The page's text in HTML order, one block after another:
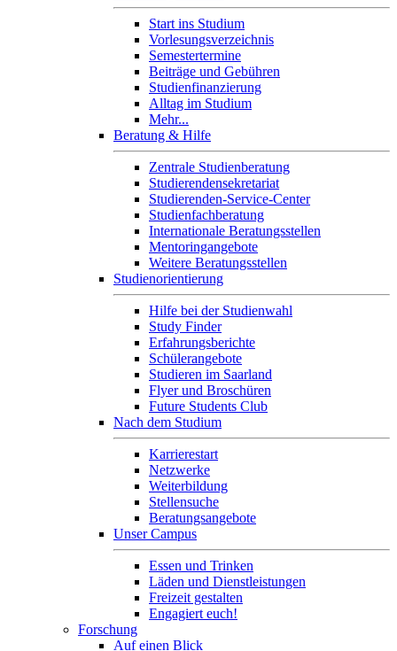
Start ins Studium
Vorlesungsverzeichnis
Semestertermine
Beiträge und Gebühren
Studienfinanzierung
Alltag im Studium
Mehr...
Beratung & Hilfe
Zentrale Studienberatung
Studierendensekretariat
Studierenden-Service-Center
Studienfachberatung
Internationale Beratungsstellen
Mentoringangebote
Weitere Beratungsstellen
Studienorientierung
Hilfe bei der Studienwahl
Study Finder
Erfahrungsberichte
Schülerangebote
Studieren im Saarland
Flyer und Broschüren
Future Students Club
Nach dem Studium
Karrierestart
Netzwerke
Weiterbildung
Stellensuche
Beratungsangebote
Unser Campus
Essen und Trinken
Läden und Dienstleistungen
Freizeit gestalten
Engagiert euch!
Forschung
Auf einen Blick